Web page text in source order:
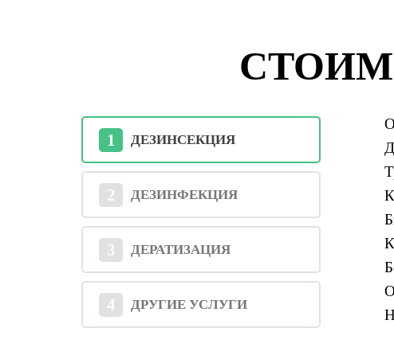
1 ДЕЗИНСЕКЦИЯ
2 ДЕЗИНФЕКЦИЯ
3 ДЕРАТИЗАЦИЯ
4 ДРУГИЕ УСЛУГИ